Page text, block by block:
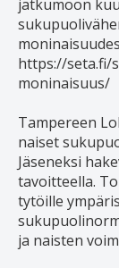
jatkumoon
https://seta.fi/
moninaisuus/
Tampereen
naiset
Jäseneksi
tavoitteella.
tytöille
ja naisten